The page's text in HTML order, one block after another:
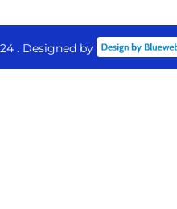
. Designed by